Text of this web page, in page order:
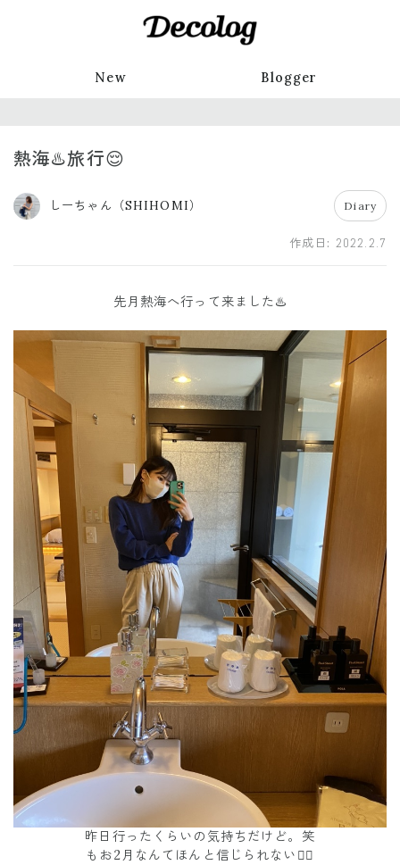
New Blogger
熱海♨️旅行😌
しーちゃん（SHIHOMI） Diary
作成日: 2022.2.7
先月熱海へ行って来ました♨️
昨日行ったくらいの気持ちだけど。笑
もお2月なんてほんと信じられない😵‍💫